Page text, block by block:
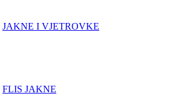
JAKNE I VJETROVKE
FLIS JAKNE